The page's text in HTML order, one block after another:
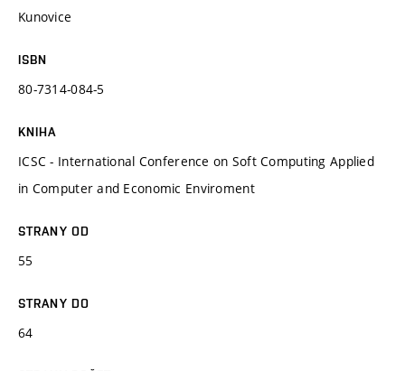
Kunovice
ISBN
80-7314-084-5
KNIHA
ICSC - International Conference on Soft Computing Applied
in Computer and Economic Enviroment
STRANY OD
55
STRANY DO
64